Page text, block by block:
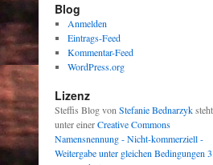
Blog
Anmelden
Eintrags-Feed
Kommentar-Feed
WordPress.org
Lizenz
Steffis Blogvon Stefanie Bednarzyksteht
unter einerCreative Commons
Namensnennung - Nicht-kommerziell -
Weitergabe unter gleichen Bedingungen